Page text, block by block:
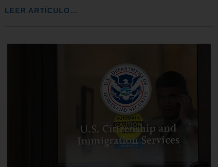
LEER ARTÍCULO...